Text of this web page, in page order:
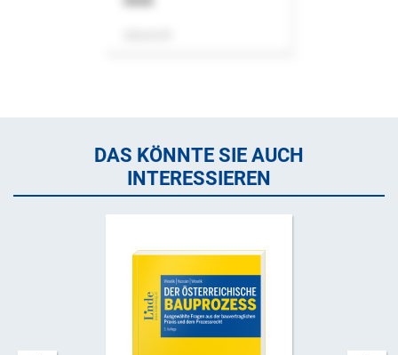
DAS KÖNNTE SIE AUCH
INTERESSIEREN